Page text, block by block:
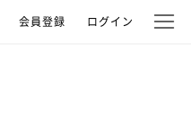
会員登録 ログイン